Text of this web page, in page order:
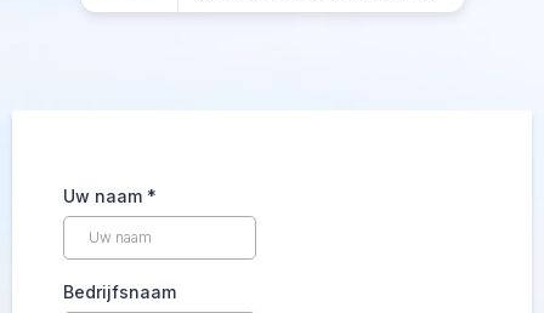
Uw naam *
Bedrijfsnaam